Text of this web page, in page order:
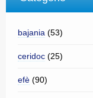
bajania (53)
ceridoc (25)
efè (90)